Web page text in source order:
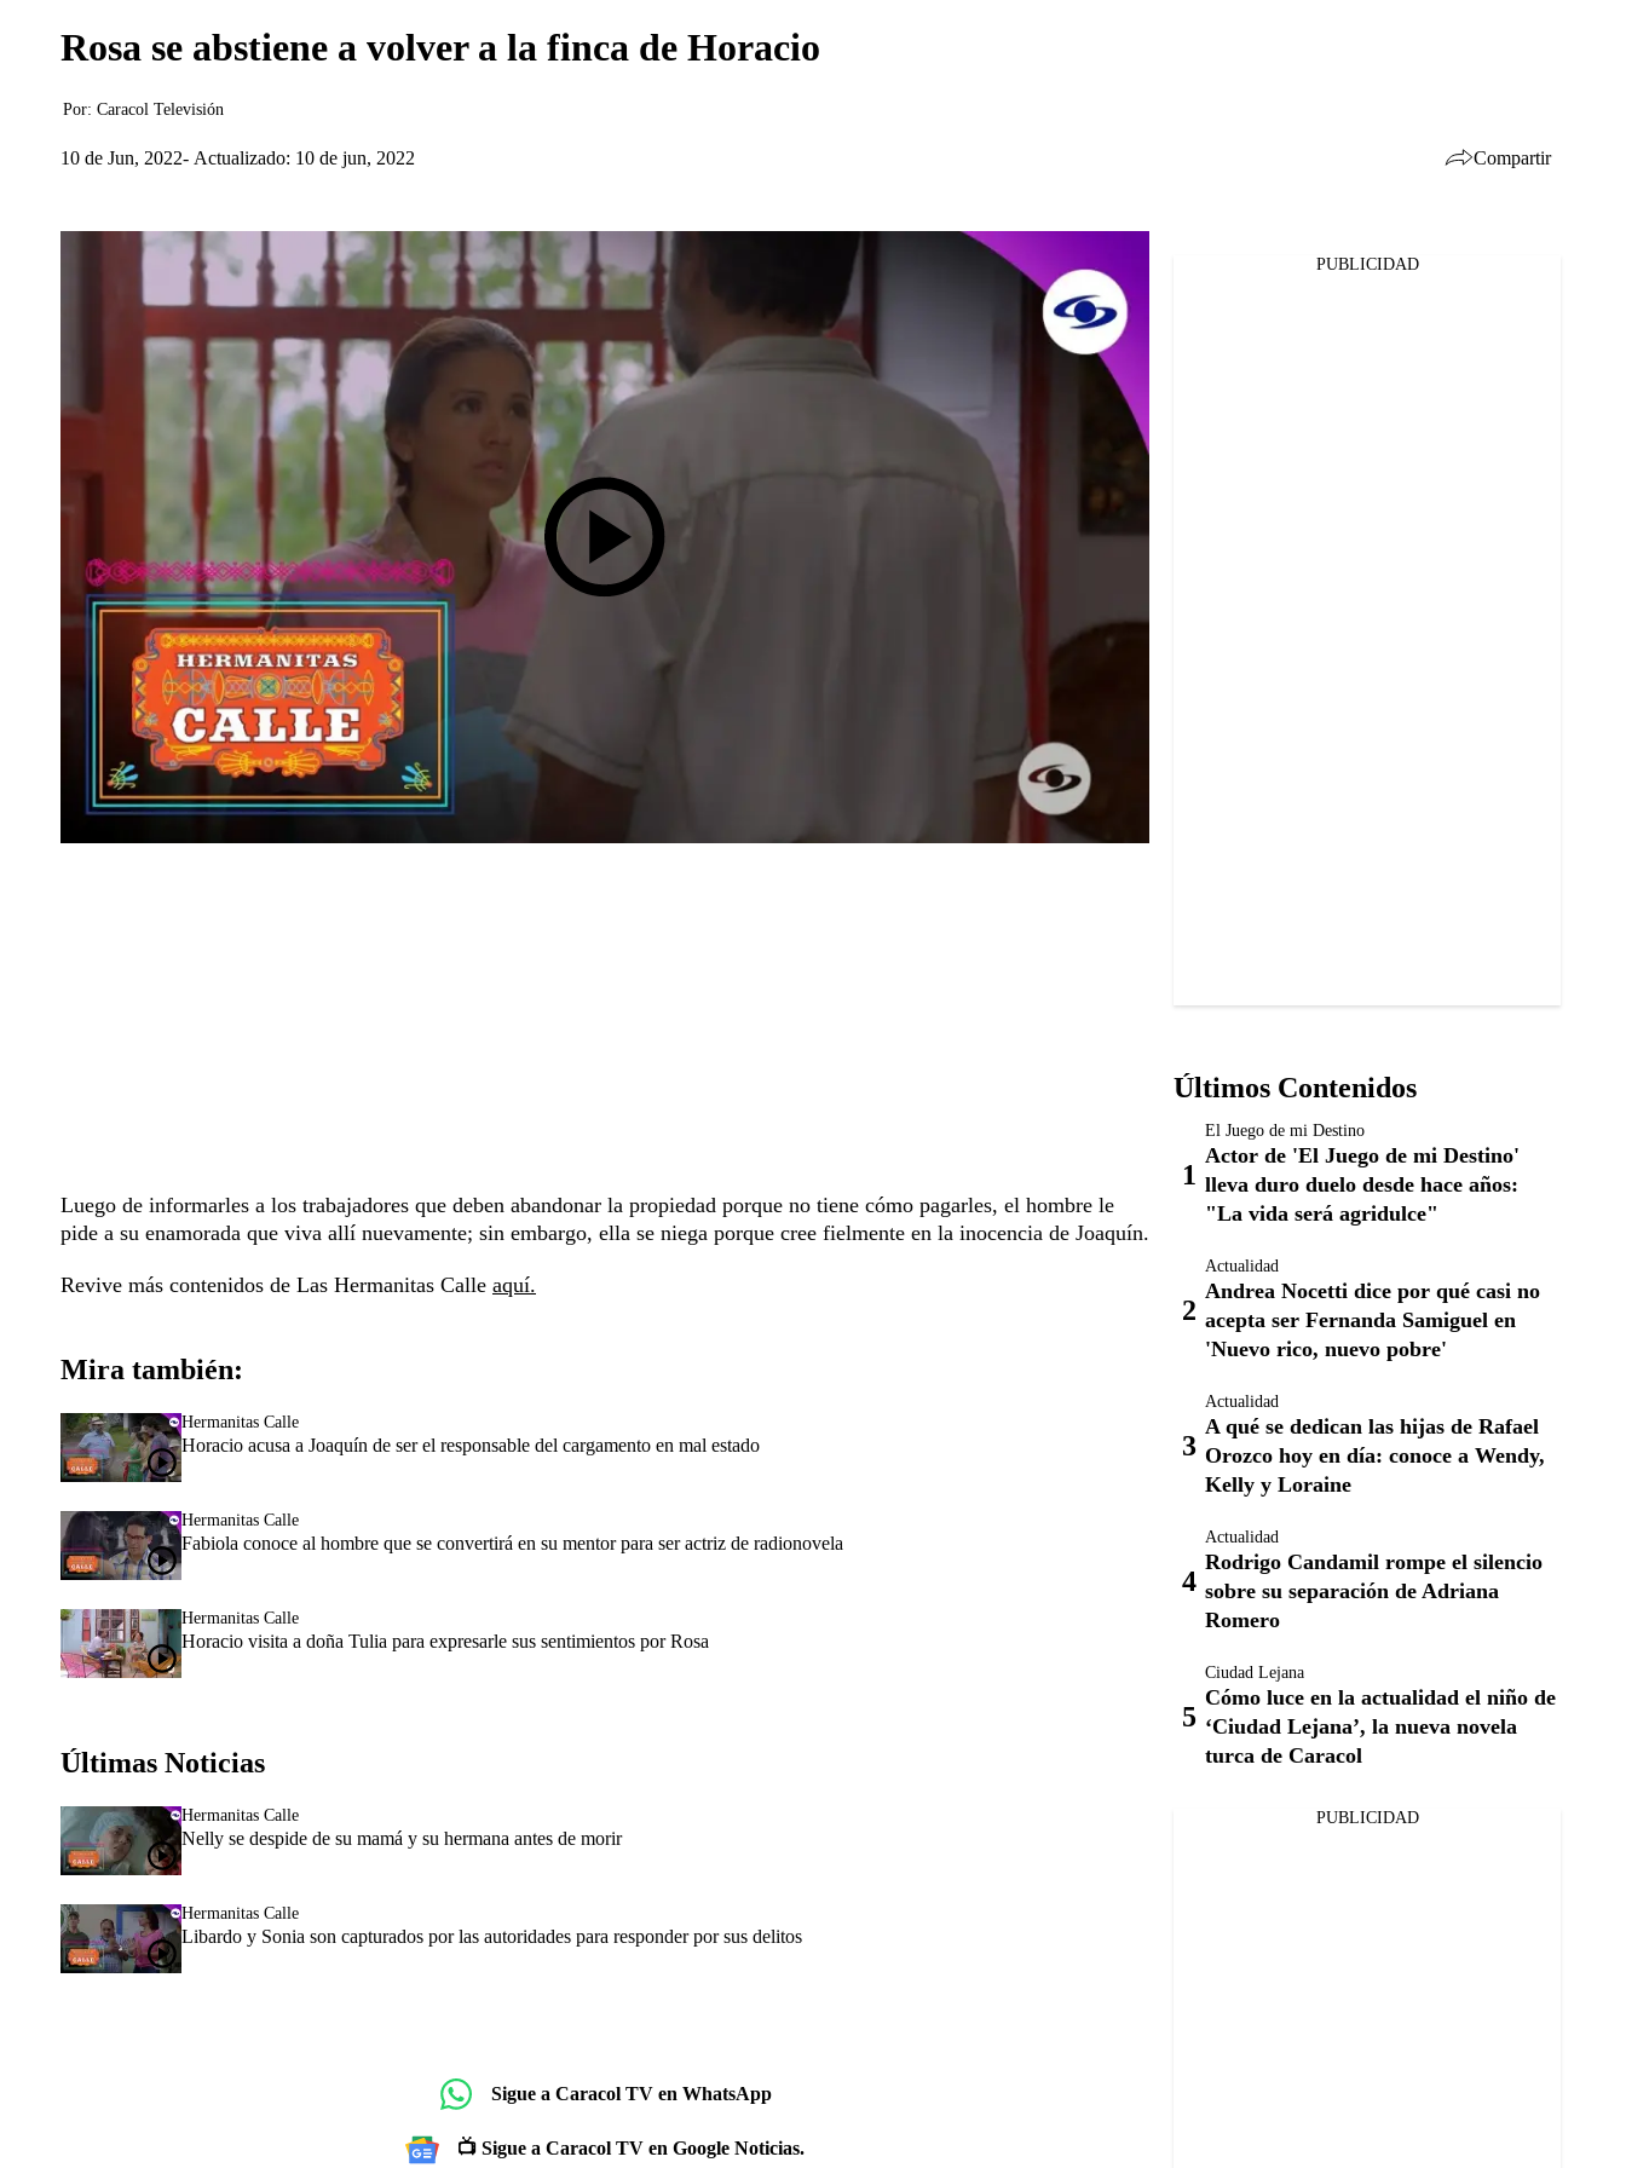
Rosa se abstiene a volver a la finca de Horacio
Por: Caracol Televisión
10 de Jun, 2022 Actualizado: 10 de jun, 2022 Compartir
Luego de informarles a los trabajadores que deben abandonar la propiedad porque no tiene cómo pagarles, el hombre le
pide a su enamorada que viva allí nuevamente; sin embargo, ella se niega porque cree fielmente en la inocencia de Joaquín.
Revive más contenidos de Las Hermanitas Calle aquí.
Mira también:
Hermanitas Calle
Horacio acusa a Joaquín de ser el responsable del cargamento en mal estado
Hermanitas Calle
Fabiola conoce al hombre que se convertirá en su mentor para ser actriz de radionovela
Hermanitas Calle
Horacio visita a doña Tulia para expresarle sus sentimientos por Rosa
Últimas Noticias
Hermanitas Calle
Nelly se despide de su mamá y su hermana antes de morir
Hermanitas Calle
Libardo y Sonia son capturados por las autoridades para responder por sus delitos
Sigue a Caracol TV en WhatsApp
📺 Sigue a Caracol TV en Google Noticias.
PUBLICIDAD
Últimos Contenidos
El Juego de mi Destino
Actor de 'El Juego de mi Destino'
lleva duro duelo desde hace años:
"La vida será agridulce"
Actualidad
Andrea Nocetti dice por qué casi no
acepta ser Fernanda Samiguel en
'Nuevo rico, nuevo pobre'
Actualidad
A qué se dedican las hijas de Rafael
Orozco hoy en día: conoce a Wendy,
Kelly y Loraine
Actualidad
Rodrigo Candamil rompe el silencio
sobre su separación de Adriana
Romero
Ciudad Lejana
Cómo luce en la actualidad el niño de
‘Ciudad Lejana’, la nueva novela
turca de Caracol
PUBLICIDAD